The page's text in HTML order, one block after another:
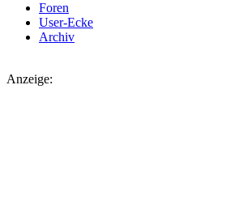
Foren
User-Ecke
Archiv
Anzeige: